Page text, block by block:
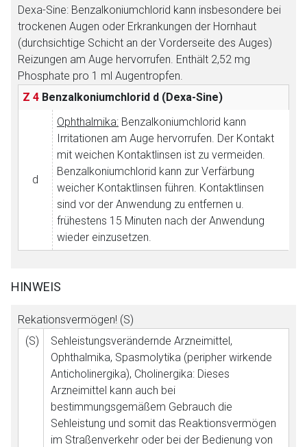
Dexa-Sine: Benzalkoniumchlorid kann insbesondere bei
trockenen Augen oder Erkrankungen der Hornhaut
(durchsichtige Schicht an der Vorderseite des Auges)
Reizungen am Auge hervorrufen. Enthält 2,52 mg
Phosphate pro 1 ml Augentropfen.
Z 4 Benzalkoniumchlorid d (Dexa-Sine)
d
Ophthalmika: Benzalkoniumchlorid kann
Irritationen am Auge hervorrufen. Der Kontakt
mit weichen Kontaktlinsen ist zu vermeiden.
Benzalkoniumchlorid kann zur Verfärbung
weicher Kontaktlinsen führen. Kontaktlinsen
sind vor der Anwendung zu entfernen u.
frühestens 15 Minuten nach der Anwendung
wieder einzusetzen.
HINWEIS
Rekationsvermögen! (S)
(S)
Sehleistungsverändernde Arzneimittel,
Ophthalmika, Spasmolytika (peripher wirkende
Anticholinergika), Cholinergika: Dieses
Arzneimittel kann auch bei
bestimmungsgemäßem Gebrauch die
Sehleistung und somit das Reaktionsvermögen
im Straßenverkehr oder bei der Bedienung von
Aufruf einer externen Seite
Der von Ihnen aufgerufene Link öffnet eine externe Web-
Seite. Für die Inhalte der externen Web-Seite ist deren
Betreiber verantwortlich. Ebenso gelten dort ggf. andere
Datenschutzbestimmungen.
Zurück zur rote-liste.de Zur Seite